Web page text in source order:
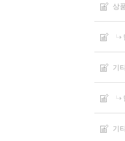
상
기
기